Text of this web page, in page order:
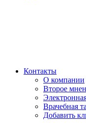
Контакты
О компании
Второе
Врачебная
Добавить